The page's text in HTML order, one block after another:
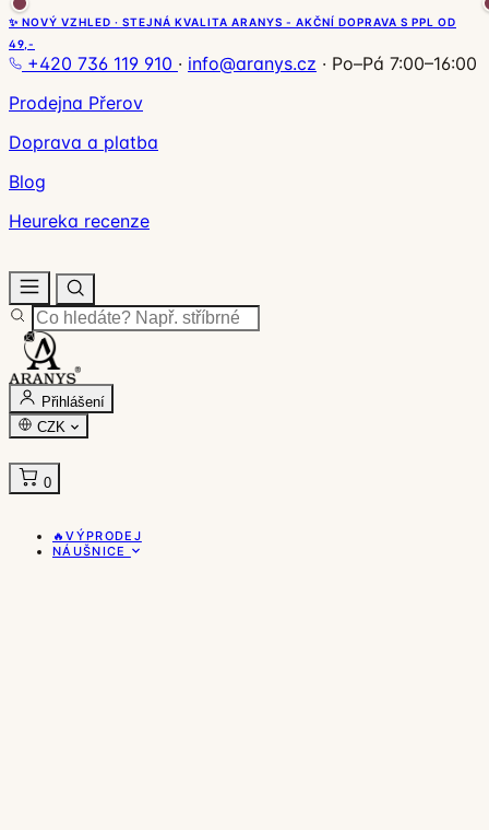
✨ NOVÝ VZHLED · STEJNÁ KVALITA ARANYS - AKČNÍ DOPRAVA S PPL OD
49,-
+420 736 119 910 · info@aranys.cz · Po–Pá 7:00–16:00
Prodejna Přerov
Doprava a platba
Blog
Heureka recenze
Přihlášení
CZK
0
🔥VÝPRODEJ
NÁUŠNICE